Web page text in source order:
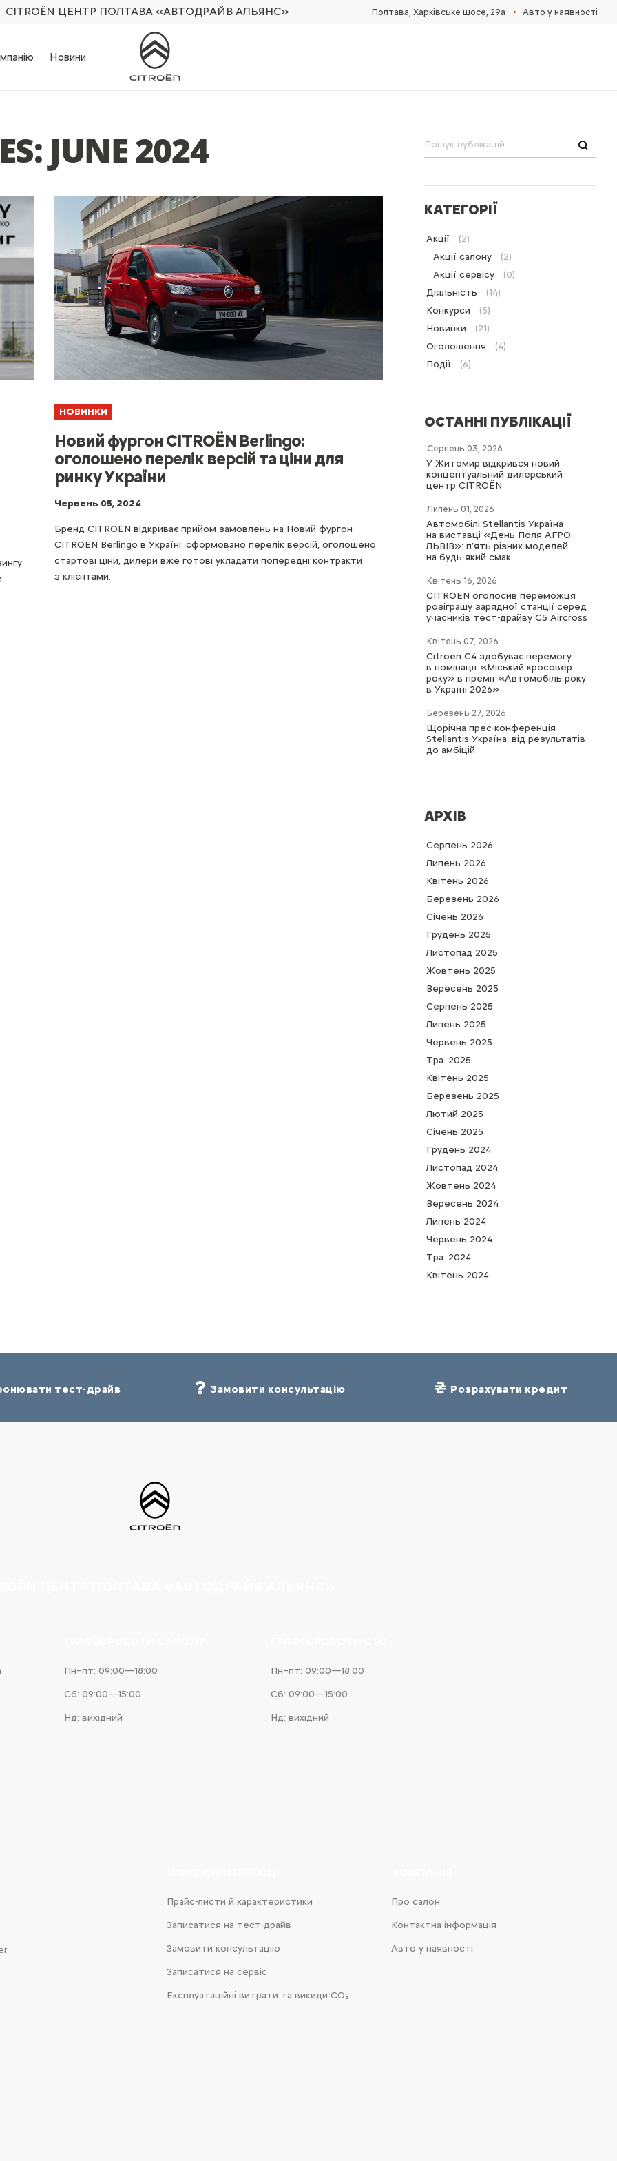
CITROËN ЦЕНТР ПОЛТАВА «АВТОДРАЙВ АЛЬЯНС» Полтава, Харківське шосе, 29а • Авто у наявності
Новини
JUNE 2024
НОВИНКИ
Новий фургон CITROЁN Berlingo:
оголошено перелік версій та ціни для
ринку України
Червень 05, 2024
Бренд CITROЁN відкриває прийом замовлень на Новий фургон
CITROЁN Berlingo в Україні: сформовано перелік версій, оголошено
стартові ціни, дилери вже готові укладати попередні контракти
з клієнтами.
КАТЕГОРІЇ
Акції
(2)
Акції салону
(2)
Акції сервісу
(0)
Діяльність
(14)
Конкурси
(5)
Новинки
(21)
Оголошення
(4)
Події
(6)
ОСТАННІ ПУБЛІКАЦІЇ
Серпень 03, 2026
У Житомир відкрився новий
концептуальний дилерський
центр CITROËN
Липень 01, 2026
Автомобілі Stellantis Україна
на виставці «День Поля АГРО
ЛЬВІВ»: п’ять різних моделей
на будь-який смак
Квітень 16, 2026
CITROËN оголосив переможця
розіграшу зарядної станції серед
учасників тест-драйву C5 Aircross
Квітень 07, 2026
Citroën C4 здобуває перемогу
в номінації «Міський кросовер
року» в премії «Автомобіль року
в Україні 2026»
Березень 27, 2026
Щорічна прес-конференція
Stellantis Україна: від результатів
до амбіцій
АРХІВ
Серпень 2026
Липень 2026
Квітень 2026
Березень 2026
Cічень 2026
Грудень 2025
Листопад 2025
Жовтень 2025
Вересень 2025
Серпень 2025
Липень 2025
Червень 2025
Тра. 2025
Квітень 2025
Березень 2025
Лютий 2025
Cічень 2025
Грудень 2024
Листопад 2024
Жовтень 2024
Вересень 2024
Липень 2024
Червень 2024
Тра. 2024
Квітень 2024
тест-драйв Замовити консультацію Розрахувати кредит
Пн–пт: 09:00—18:00
Сб: 09:00—15:00
Нд: вихідний
Пн–пт: 09:00—18:00
Сб: 09:00—15:00
Нд: вихідний
Прайс-листи й характеристики
Записатися на тест-драйв
Замовити консультацію
Записатися на сервіс
Експлуатаційні витрати та викиди CO₂
Про салон
Контактна інформація
Авто у наявності